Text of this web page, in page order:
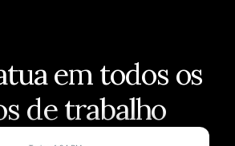
em todos os
de trabalho
contínuo 24 horas por dia, 7 dias